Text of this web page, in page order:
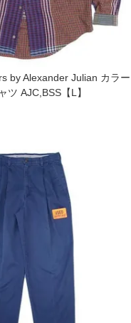
by Alexander Julian カラー
ツ AJC,BSS【L】